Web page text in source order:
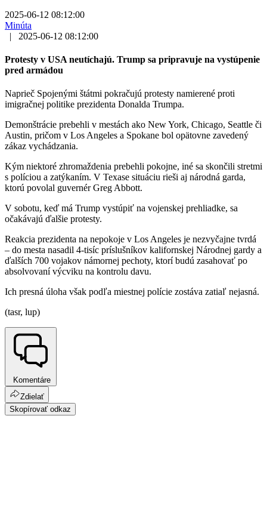
2025-06-12 08:12:00
Minúta
|
2025-06-12 08:12:00
Protesty v USA neutíchajú. Trump sa pripravuje na vystúpenie
pred armádou
Naprieč Spojenými štátmi pokračujú protesty namierené proti
imigračnej politike prezidenta Donalda Trumpa.
Demonštrácie prebehli v mestách ako New York, Chicago, Seattle či
Austin, pričom v Los Angeles a Spokane bol opätovne zavedený
zákaz vychádzania.
Kým niektoré zhromaždenia prebehli pokojne, iné sa skončili stretmi
s políciou a zatýkaním. V Texase situáciu rieši aj národná garda,
ktorú povolal guvernér Greg Abbott.
V sobotu, keď má Trump vystúpiť na vojenskej prehliadke, sa
očakávajú ďalšie protesty.
Reakcia prezidenta na nepokoje v Los Angeles je nezvyčajne tvrdá
– do mesta nasadil 4-tisíc príslušníkov kalifornskej Národnej gardy a
ďalších 700 vojakov námornej pechoty, ktorí budú zasahovať po
absolvovaní výcviku na kontrolu davu.
Ich presná úloha však podľa miestnej polície zostáva zatiaľ nejasná.
(tasr, lup)
Komentáre
Zdielať
Skopírovať odkaz